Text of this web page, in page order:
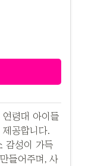
령대 아이들
공합니다.
감성이 가득
들어주며, 사